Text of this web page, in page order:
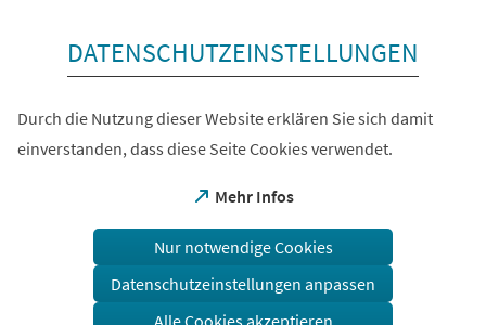
DATENSCHUTZEINSTELLUNGEN
Durch die Nutzung dieser Website erklären Sie sich damit
einverstanden, dass diese Seite Cookies verwendet.
Mehr Infos
(Öffnet
einem
Tab)
Nur notwendige Cookies
Datenschutzeinstellungen anpassen
Alle Cookies akzeptieren